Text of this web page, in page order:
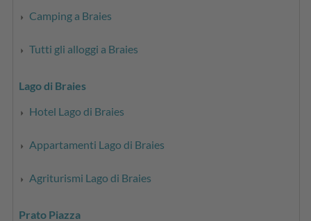
Camping a Braies
Tutti gli alloggi a Braies
Lago di Braies
Hotel Lago di Braies
Appartamenti Lago di Braies
Agriturismi Lago di Braies
Prato Piazza